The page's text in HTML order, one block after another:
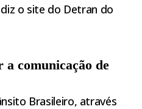
o site do Detran do
comunicação de
Brasileiro, através